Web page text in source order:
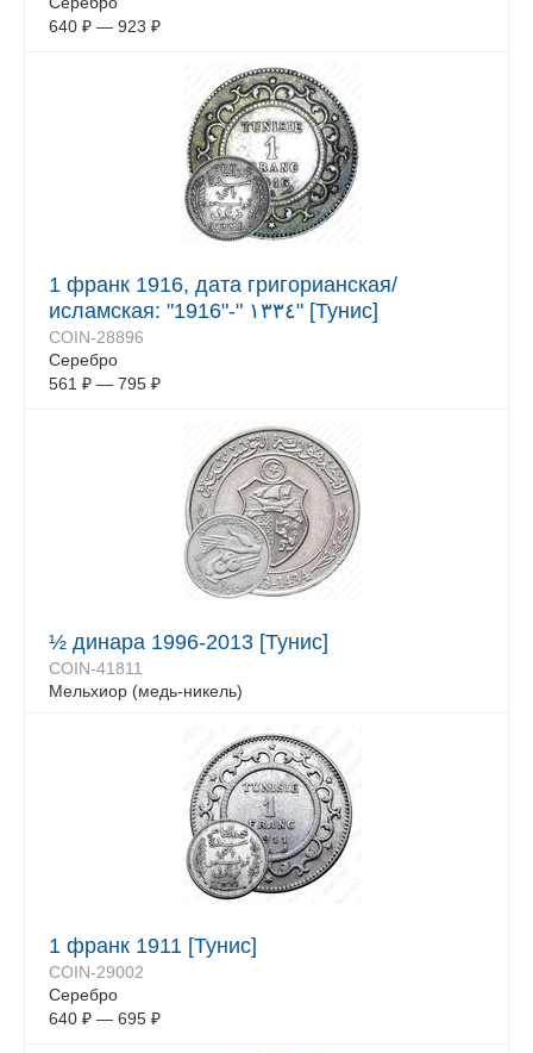
640 ₽ — 923 ₽
1 франк 1916, дата григорианская/
исламская: "1916"-" ١٣٣٤" [Тунис]
COIN-28896
Серебро
561 ₽ — 795 ₽
½ динара 1996-2013 [Тунис]
COIN-41811
Мельхиор (медь-никель)
1 франк 1911 [Тунис]
COIN-29002
Серебро
640 ₽ — 695 ₽